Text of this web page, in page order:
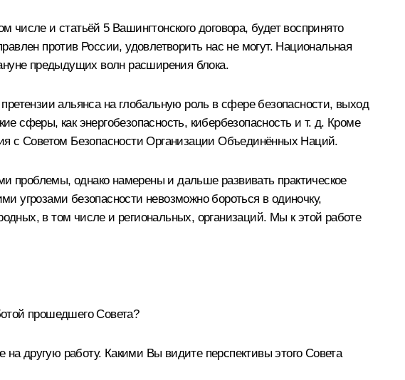
числе и статьёй 5 Вашингтонского договора, будет воспринято
против России, удовлетворить нас не могут. Национальная
предыдущих волн расширения блока.
альянса на глобальную роль в сфере безопасности, выход
сферы, как энергобезопасность, кибербезопасность и т. д. Кроме
с Советом Безопасности Организации Объединённых Наций.
проблемы, однако намерены и дальше развивать практическое
угрозами безопасности невозможно бороться в одиночку,
в том числе и региональных, организаций. Мы к этой работе
прошедшего Совета?
другую работу. Какими Вы видите перспективы этого Совета